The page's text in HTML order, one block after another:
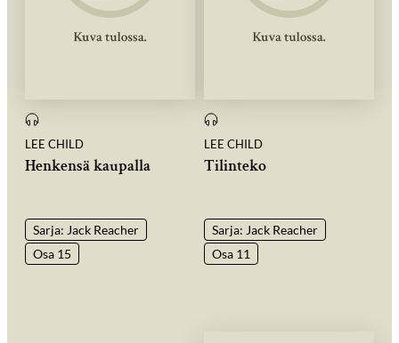
LEE CHILD
Henkensä kaupalla
Sarja: Jack Reacher
Osa 15
LEE CHILD
Tilinteko
Sarja: Jack Reacher
Osa 11